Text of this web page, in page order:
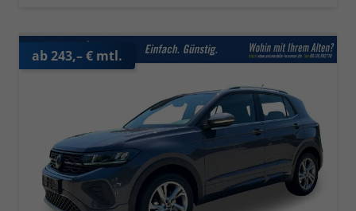
ab 243,– € mtl.